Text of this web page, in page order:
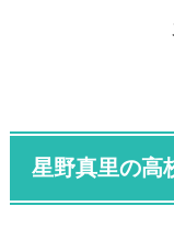
星野真里の高